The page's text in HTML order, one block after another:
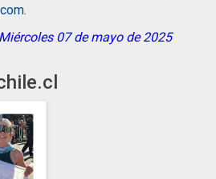
.
Miércoles 07 de mayo de 2025